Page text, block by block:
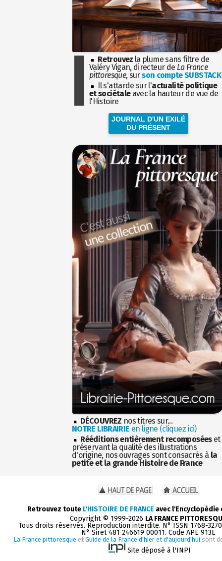
Retrouvez la plume sans filtre de
Valéry Vigan, directeur de La France
pittoresque, surson compte SUBSTACK
Il s'attarde sur l'actualité politique
et sociétaleavec la hauteur de vue de
l'Histoire
JOURNAL D'UN EXILÉ
DU PRÉSENT
DÉCOUVREZ nos titres sur...
NOTRE LIBRAIRIE en ligne (cliquez ici)
Rééditions entièrement recomposéeset
préservant la qualité des illustrations
d'origine, nos ouvrages sont consacrés à la
petite et la grande Histoire de France
Retrouvez toute L'HISTOIRE DE FRANCE avec
Copyright © 1999-2026 LA FRANCE
Tous droits réservés. Reproduction interdite. N° ISSN 1768-
N° Siret 481 246619 00011. Code APE 913E
La France pittoresque et Guide de la France d'hier et d'aujourd'hui sont
Site déposé à l'INPI